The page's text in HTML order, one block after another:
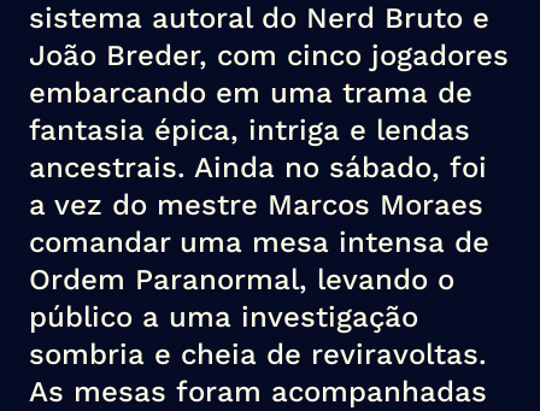
sistema autoral do Nerd Bruto e
João Breder, com cinco jogadores
embarcando em uma trama de
fantasia épica, intriga e lendas
ancestrais. Ainda no sábado, foi
a vez do mestre Marcos Moraes
comandar uma mesa intensa de
Ordem Paranormal, levando o
público a uma investigação
sombria e cheia de reviravoltas.
As mesas foram acompanhadas